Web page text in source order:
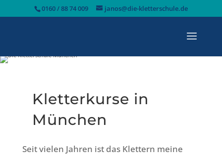
0160 / 88 74 009 janos@die-kletterschule.de
Kletterkurse in
München
Seit vielen Jahren ist das Klettern meine